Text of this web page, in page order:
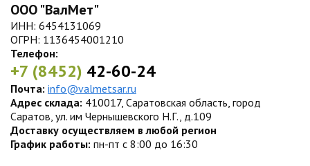
ООО "ВалМет"
ИНН: 6454131069
ОГРН: 1136454001210
Телефон:
+7 (8452) 42-60-24
Почта: info@valmetsar.ru
Адрес склада: 410017, Саратовская область, город
Саратов, ул. им Чернышевского Н.Г., д.109
Доставку осуществляем в любой регион
График работы: пн-пт с 8:00 до 16:30